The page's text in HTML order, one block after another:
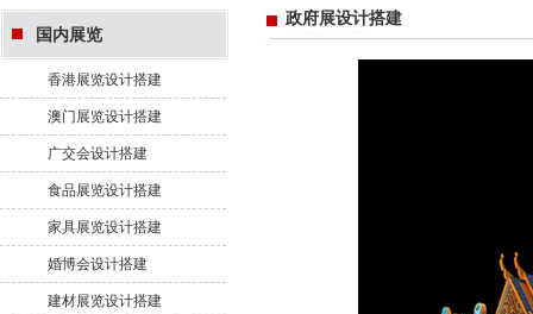
国内展览
香港展览设计搭建
澳门展览设计搭建
广交会设计搭建
食品展览设计搭建
家具展览设计搭建
婚博会设计搭建
建材展览设计搭建
政府展设计搭建